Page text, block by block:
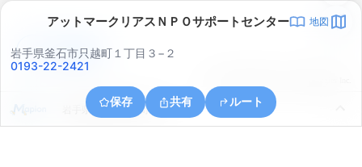
アットマークリアスＮＰＯサポートセンター 地図
岩手県釜石市只越町１丁目３−２
0193-22-2421
保存 共有 ルート
岩手県釜石市鈴子町２２
アプリで見る